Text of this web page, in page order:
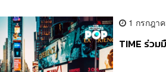
1 กรกฎา
TIME ร่วม